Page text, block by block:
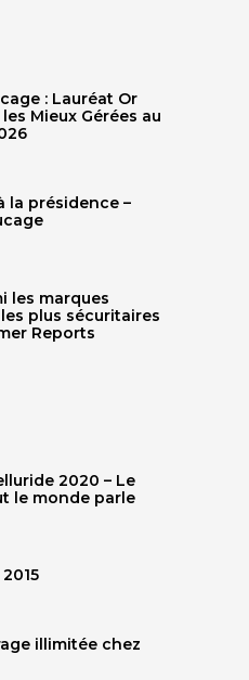
: Lauréat Or
Mieux Gérées au
la présidence –
les marques
plus sécuritaires
Reports
2020 – Le
le monde parle
illimitée chez